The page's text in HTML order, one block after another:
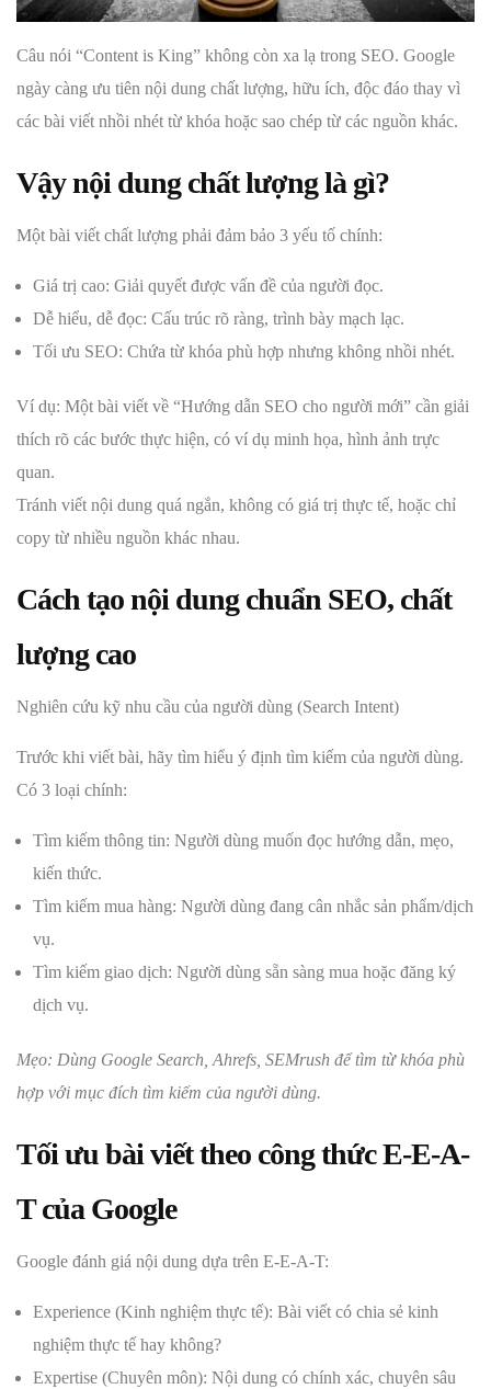
Câu nói “Content is King” không còn xa lạ trong SEO. Google
ngày càng ưu tiên nội dung chất lượng, hữu ích, độc đáo thay vì
các bài viết nhồi nhét từ khóa hoặc sao chép từ các nguồn khác.
Vậy nội dung chất lượng là gì?
Một bài viết chất lượng phải đảm bảo 3 yếu tố chính:
Giá trị cao: Giải quyết được vấn đề của người đọc.
Dễ hiểu, dễ đọc: Cấu trúc rõ ràng, trình bày mạch lạc.
Tối ưu SEO: Chứa từ khóa phù hợp nhưng không nhồi nhét.
Ví dụ: Một bài viết về “Hướng dẫn SEO cho người mới” cần giải
thích rõ các bước thực hiện, có ví dụ minh họa, hình ảnh trực
quan.
Tránh viết nội dung quá ngắn, không có giá trị thực tế, hoặc chỉ
copy từ nhiều nguồn khác nhau.
Cách tạo nội dung chuẩn SEO, chất
lượng cao
Nghiên cứu kỹ nhu cầu của người dùng (Search Intent)
Trước khi viết bài, hãy tìm hiểu ý định tìm kiếm của người dùng.
Có 3 loại chính:
Tìm kiếm thông tin: Người dùng muốn đọc hướng dẫn, mẹo,
kiến thức.
Tìm kiếm mua hàng: Người dùng đang cân nhắc sản phẩm/dịch
vụ.
Tìm kiếm giao dịch: Người dùng sẵn sàng mua hoặc đăng ký
dịch vụ.
Mẹo: Dùng Google Search, Ahrefs, SEMrush để tìm từ khóa phù
hợp với mục đích tìm kiếm của người dùng.
Tối ưu bài viết theo công thức E-E-A-
T của Google
Google đánh giá nội dung dựa trên E-E-A-T:
Experience (Kinh nghiệm thực tế): Bài viết có chia sẻ kinh
nghiệm thực tế hay không?
Expertise (Chuyên môn): Nội dung có chính xác, chuyên sâu